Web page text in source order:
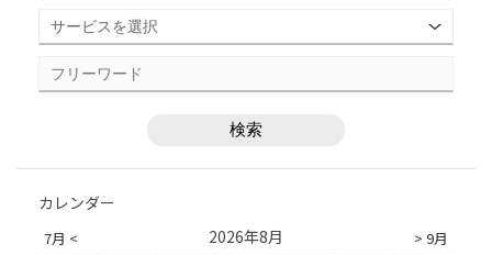
カレンダー
7月 < > 9月
2026年8月